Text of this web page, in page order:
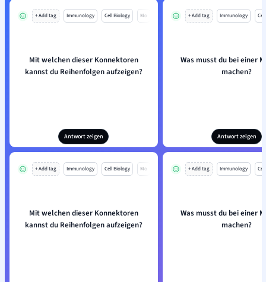
+ Add tag Immunology Cell Biology Mo
Mit welchen dieser Konnektoren
kannst du Reihenfolgen aufzeigen?
Antwort zeigen
+ Add tag Immunology
Was musst du bei einer
machen?
Antwort zeigen
+ Add tag Immunology Cell Biology Mo
Mit welchen dieser Konnektoren
kannst du Reihenfolgen aufzeigen?
+ Add tag Immunology
Was musst du bei einer
machen?